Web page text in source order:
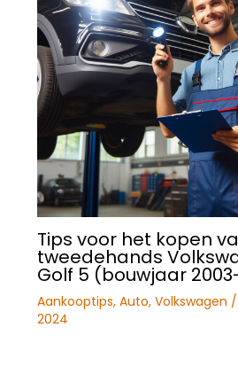
Tips voor het kopen
tweedehands
Golf 5 (bouwjaar
Aankooptips, Auto, Volkswagen /
2024